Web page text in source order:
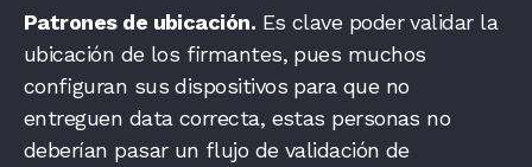
Patrones de ubicación. Es clave poder validar la
ubicación de los firmantes, pues muchos
configuran sus dispositivos para que no
entreguen data correcta, estas personas no
deberían pasar un flujo de validación de